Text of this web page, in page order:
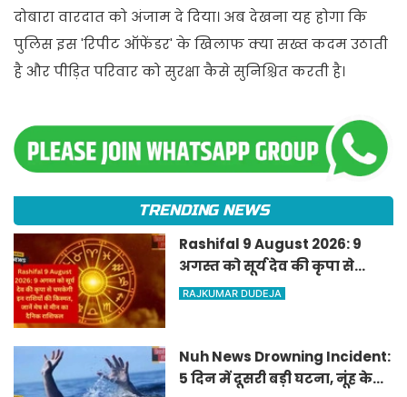
दोबारा वारदात को अंजाम दे दिया। अब देखना यह होगा कि
पुलिस इस 'रिपीट ऑफेंडर' के खिलाफ क्या सख्त कदम उठाती
है और पीड़ित परिवार को सुरक्षा कैसे सुनिश्चित करती है।
TRENDING NEWS
Rashifal 9 August 2026: 9
अगस्त को सूर्य देव की कृपा से
चमकेगी इन राशियों की किस्मत,
RAJKUMAR DUDEJA
Nuh News Drowning Incident:
5 दिन में दूसरी बड़ी घटना, नूंह के